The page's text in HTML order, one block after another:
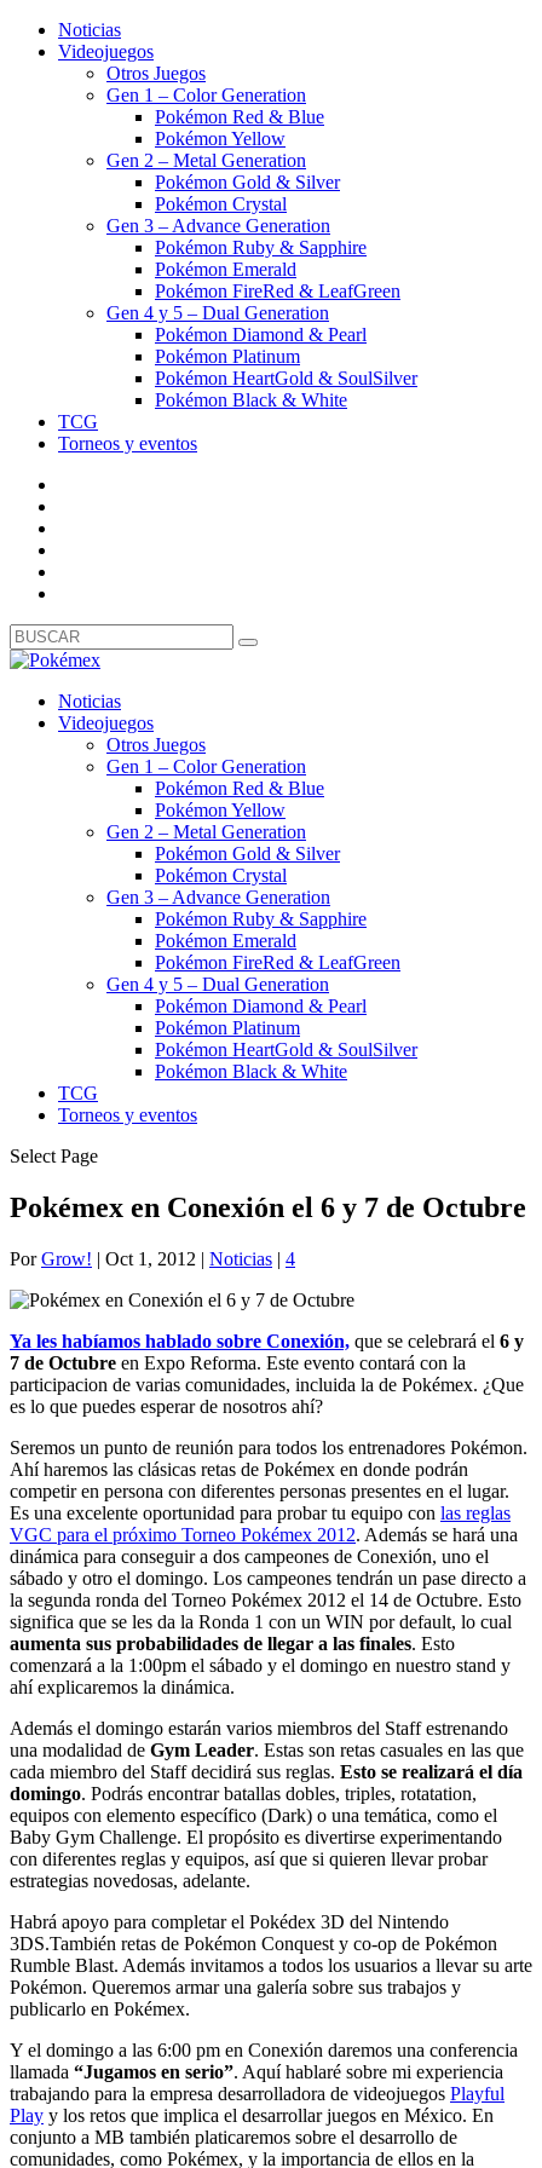
Noticias
Videojuegos
Otros Juegos
Gen 1 – Color Generation
Pokémon Red & Blue
Pokémon Yellow
Gen 2 – Metal Generation
Pokémon Gold & Silver
Pokémon Crystal
Gen 3 – Advance Generation
Pokémon Ruby & Sapphire
Pokémon Emerald
Pokémon FireRed & LeafGreen
Gen 4 y 5 – Dual Generation
Pokémon Diamond & Pearl
Pokémon Platinum
Pokémon HeartGold & SoulSilver
Pokémon Black & White
TCG
Torneos y eventos
Noticias
Videojuegos
Otros Juegos
Gen 1 – Color Generation
Pokémon Red & Blue
Pokémon Yellow
Gen 2 – Metal Generation
Pokémon Gold & Silver
Pokémon Crystal
Gen 3 – Advance Generation
Pokémon Ruby & Sapphire
Pokémon Emerald
Pokémon FireRed & LeafGreen
Gen 4 y 5 – Dual Generation
Pokémon Diamond & Pearl
Pokémon Platinum
Pokémon HeartGold & SoulSilver
Pokémon Black & White
TCG
Torneos y eventos
Select Page
Pokémex en Conexión el 6 y 7 de Octubre
PorGrow! | Oct 1, 2012 | Noticias | 4
Ya les habíamos hablado sobre Conexión, que se celebrará el 6 y
7 de Octubre en Expo Reforma. Este evento contará con la
participacion de varias comunidades, incluida la de Pokémex. ¿Que
es lo que puedes esperar de nosotros ahí?
Seremos un punto de reunión para todos los entrenadores Pokémon.
Ahí haremos las clásicas retas de Pokémex en donde podrán
competir en persona con diferentes personas presentes en el lugar.
Es una excelente oportunidad para probar tu equipo con las reglas
VGC para el próximo Torneo Pokémex 2012. Además se hará una
dinámica para conseguir a dos campeones de Conexión, uno el
sábado y otro el domingo. Los campeones tendrán un pase directo a
la segunda ronda del Torneo Pokémex 2012 el 14 de Octubre. Esto
significa que se les da la Ronda 1 con un WIN por default, lo cual
aumenta sus probabilidades de llegar a las finales. Esto
comenzará a la 1:00pm el sábado y el domingo en nuestro stand y
ahí explicaremos la dinámica.
Además el domingo estarán varios miembros del Staff estrenando
una modalidad de Gym Leader. Estas son retas casuales en las que
cada miembro del Staff decidirá sus reglas. Esto se realizará el día
domingo. Podrás encontrar batallas dobles, triples, rotatation,
equipos con elemento específico (Dark) o una temática, como el
Baby Gym Challenge. El propósito es divertirse experimentando
con diferentes reglas y equipos, así que si quieren llevar probar
estrategias novedosas, adelante.
Habrá apoyo para completar el Pokédex 3D del Nintendo
3DS.También retas de Pokémon Conquest y co-op de Pokémon
Rumble Blast. Además invitamos a todos los usuarios a llevar su arte
Pokémon. Queremos armar una galería sobre sus trabajos y
publicarlo en Pokémex.
Y el domingo a las 6:00 pm en Conexión daremos una conferencia
llamada “Jugamos en serio”. Aquí hablaré sobre mi experiencia
trabajando para la empresa desarrolladora de videojuegos Playful
Play y los retos que implica el desarrollar juegos en México. En
conjunto a MB también platicaremos sobre el desarrollo de
comunidades, como Pokémex, y la importancia de ellos en la